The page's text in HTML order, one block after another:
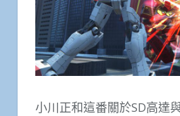
小川正和這番關於SD高達